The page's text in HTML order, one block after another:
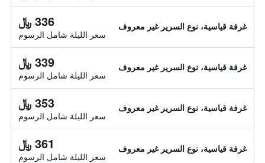
غرفة قياسية، نوع السرير غير معروف 336 ﷼
سعر الليلة شامل الرسوم
غرفة قياسية، نوع السرير غير معروف 339 ﷼
سعر الليلة شامل الرسوم
غرفة قياسية، نوع السرير غير معروف 353 ﷼
سعر الليلة شامل الرسوم
غرفة قياسية، نوع السرير غير معروف 361 ﷼
سعر الليلة شامل الرسوم